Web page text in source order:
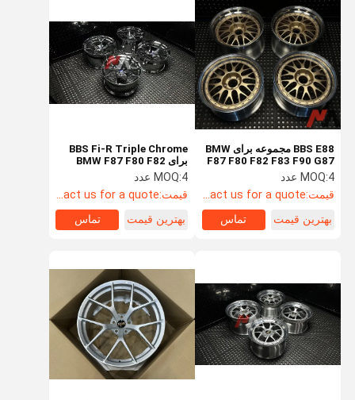
BBS Fi-R Triple Chrome
برای BMW F87 F80 F82
F83 F90 G87 G80 G81
G82 G83 G90 M2 M3 M4
M5
MOQ:4 عدد
قیمت:Contact us for a quote
بهترین قیمت
تماس
BBS E88 مجموعه برای BMW
F87 F80 F82 F83 F90 G87
G80 G81 G82 G83 G90 M2
M3 M4 M5 چرخ
MOQ:4 عدد
قیمت:Contact us for a quote
بهترین قیمت
تماس